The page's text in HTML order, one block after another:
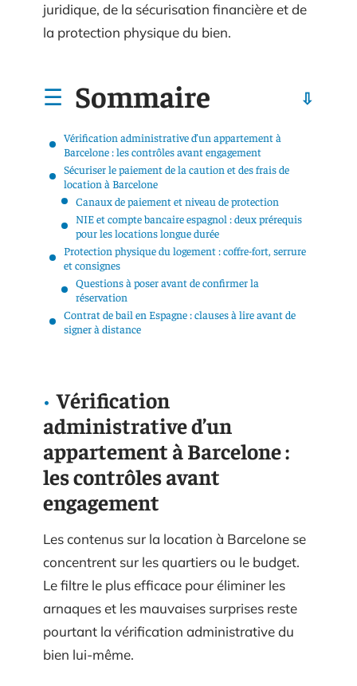
juridique, de la sécurisation financière et de
la protection physique du bien.
Sommaire
Vérification administrative d’un appartement à
Barcelone : les contrôles avant engagement
Sécuriser le paiement de la caution et des frais de
location à Barcelone
Canaux de paiement et niveau de protection
NIE et compte bancaire espagnol : deux prérequis
pour les locations longue durée
Protection physique du logement : coffre-fort, serrure
et consignes
Questions à poser avant de confirmer la
réservation
Contrat de bail en Espagne : clauses à lire avant de
signer à distance
Vérification
administrative d’un
appartement à Barcelone :
les contrôles avant
engagement
Les contenus sur la location à Barcelone se
concentrent sur les quartiers ou le budget.
Le filtre le plus efficace pour éliminer les
arnaques et les mauvaises surprises reste
pourtant la vérification administrative du
bien lui-même.